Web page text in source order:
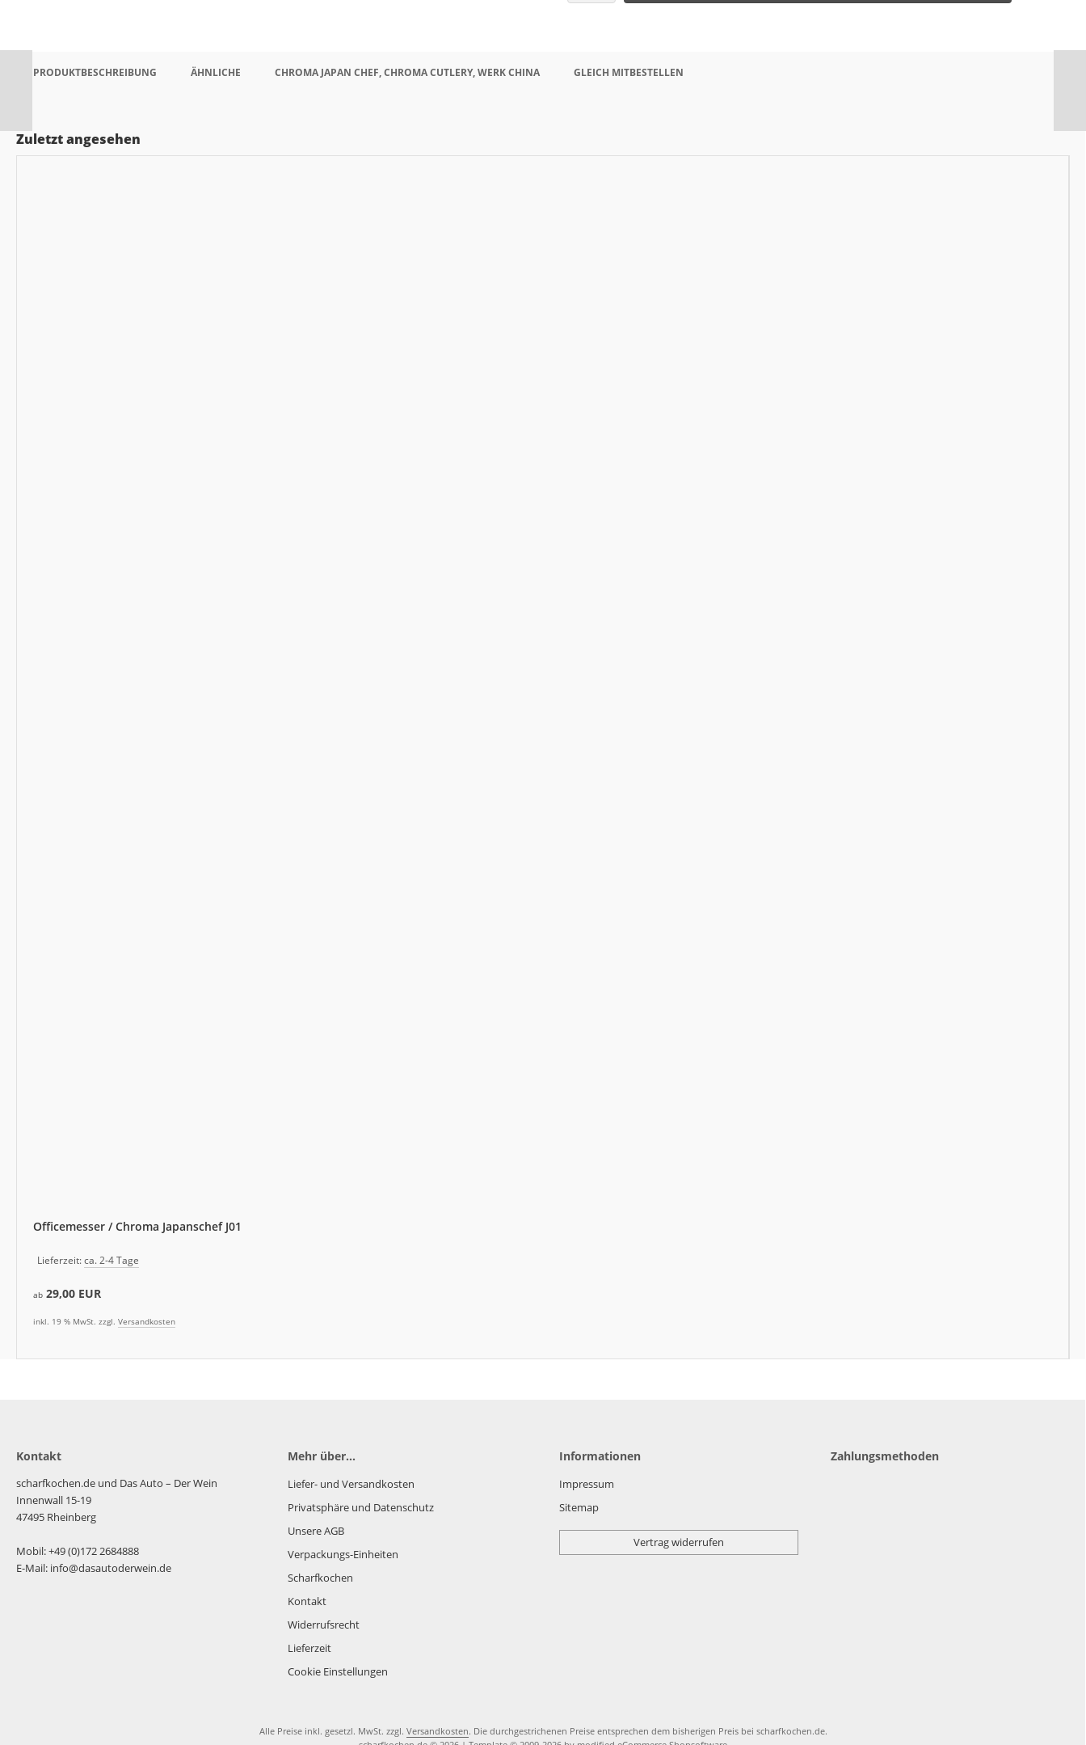
PRODUKTBESCHREIBUNG ÄHNLICHE CHROMA JAPAN CHEF, CHROMA CUTLERY, WERK CHINA GLEICH MITBESTELLEN
Zuletzt angesehen
Officemesser / Chroma Japanschef J01
Lieferzeit:ca. 2-4 Tage
ab 29,00 EUR
inkl. 19 % MwSt. zzgl. Versandkosten
Kontakt
scharfkochen.de und Das Auto – Der Wein
Innenwall 15-19
47495 Rheinberg
Mobil: +49 (0)172 2684888
E-Mail: info@dasautoderwein.de
Mehr über...
Liefer- und Versandkosten
Privatsphäre und Datenschutz
Unsere AGB
Verpackungs-Einheiten
Scharfkochen
Kontakt
Widerrufsrecht
Lieferzeit
Cookie Einstellungen
Informationen
Impressum
Sitemap
Vertrag widerrufen
Zahlungsmethoden
Alle Preise inkl. gesetzl. MwSt. zzgl. Versandkosten. Die durchgestrichenen Preise entsprechen dem bisherigen Preis bei scharfkochen.de.